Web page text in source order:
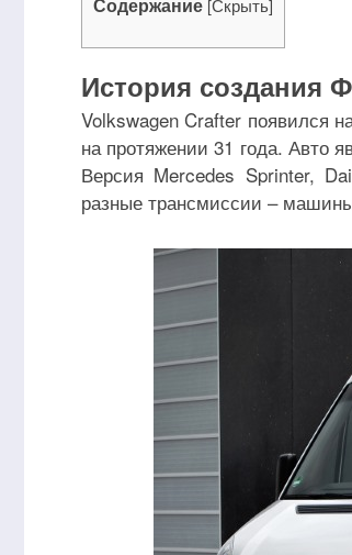
[Скрыть]
История создания
Volkswagen Crafter появился
на протяжении 31 года. Авто
Версия Mercedes Sprinter,
разные трансмиссии –